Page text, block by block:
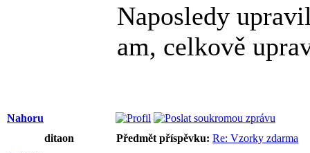
Naposledy
am, celkově
Nahoru
ditaon
Předmět příspěvku: Re: Vzorky zdarma